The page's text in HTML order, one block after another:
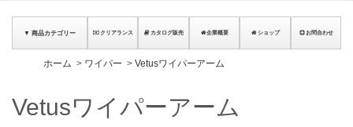
▼ 商品カテゴリー クリアランス カタログ販売 企業概要 ショップ お問合わせ
ホーム > ワイパー > Vetusワイパーアーム
Vetusワイパーアーム